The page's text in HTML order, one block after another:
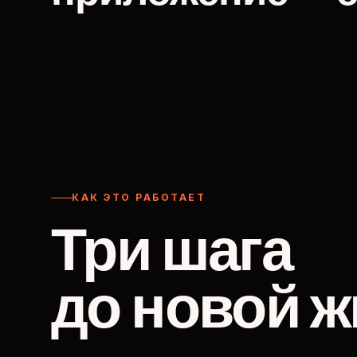
КАК ЭТО РАБОТАЕТ
Три шага
до новой